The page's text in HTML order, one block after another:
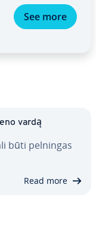
See more
vardą
būti pelningas
Read more